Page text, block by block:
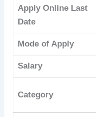
Apply Online Last
Date
Mode of Apply
Salary
Category